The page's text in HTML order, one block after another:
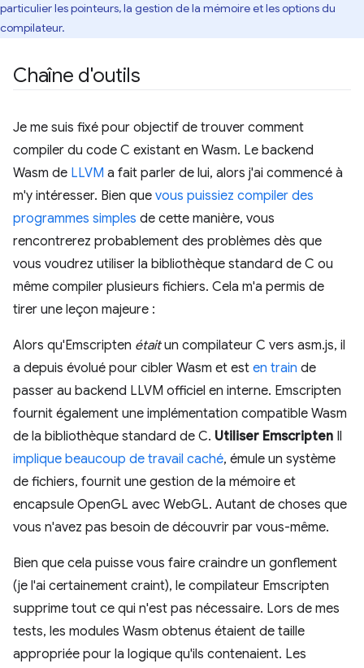
particulier les pointeurs, la gestion de la mémoire et les options du
compilateur.
Chaîne d'outils
Je me suis fixé pour objectif de trouver comment
compiler du code C existant en Wasm. Le backend
Wasm de LLVM a fait parler de lui, alors j'ai commencé à
m'y intéresser. Bien que vous puissiez compiler des
programmes simples de cette manière, vous
rencontrerez probablement des problèmes dès que
vous voudrez utiliser la bibliothèque standard de C ou
même compiler plusieurs fichiers. Cela m'a permis de
tirer une leçon majeure :
Alors qu'Emscripten étaitun compilateur C vers asm.js, il
a depuis évolué pour cibler Wasm et est en train de
passer au backend LLVM officiel en interne. Emscripten
fournit également une implémentation compatible Wasm
de la bibliothèque standard de C. Utiliser Emscripten Il
implique beaucoup de travail caché, émule un système
de fichiers, fournit une gestion de la mémoire et
encapsule OpenGL avec WebGL. Autant de choses que
vous n'avez pas besoin de découvrir par vous-même.
Bien que cela puisse vous faire craindre un gonflement
(je l'ai certainement craint), le compilateur Emscripten
supprime tout ce qui n'est pas nécessaire. Lors de mes
tests, les modules Wasm obtenus étaient de taille
appropriée pour la logique qu'ils contenaient. Les